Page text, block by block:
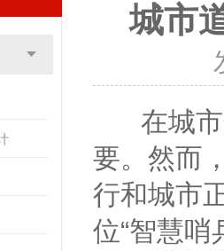
城市
在城市
要。然而
行和城市
位“智慧哨